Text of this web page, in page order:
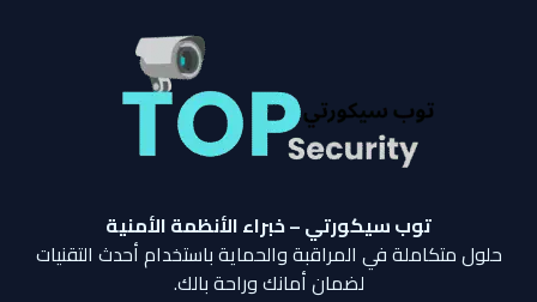
توب سيكورتي – خبراء الأنظمة الأمنية
حلول متكاملة في المراقبة والحماية باستخدام أحدث التقنيات
لضمان أمانك وراحة بالك.